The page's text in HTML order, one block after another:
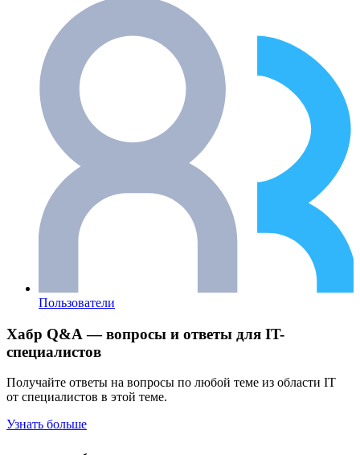
Пользователи
Хабр Q&A — вопросы и ответы для IT-
специалистов
Получайте ответы на вопросы по любой теме из области IT
от специалистов в этой теме.
Узнать больше